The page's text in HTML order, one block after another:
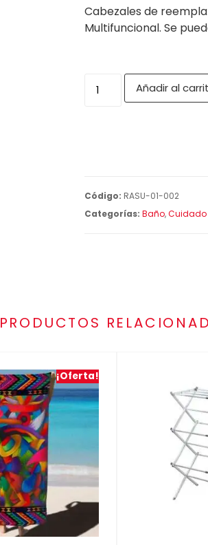
Cabezales de
Multifuncional. Se
Añadir al
Código: RASU-01-002
Categorías: Baño,Cuidado
PRODUCTOS
¡Oferta!